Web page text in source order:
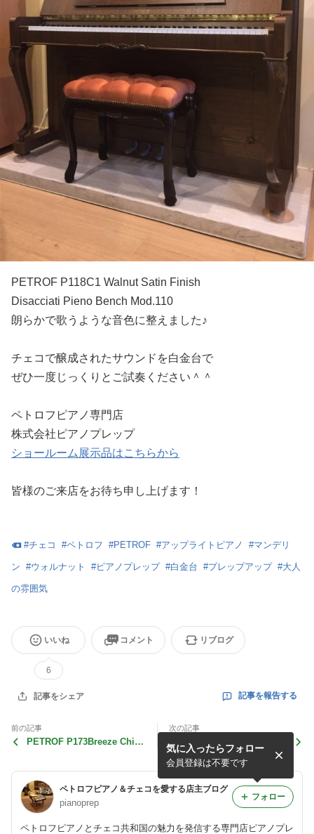
PETROF P118C1 Walnut Satin Finish
Disacciati Pieno Bench Mod.110
朗らかで歌うような音色に整えました♪
チェコで醸成されたサウンドを白金台で
ぜひ一度じっくりとご試奏ください＾＾
ペトロフピアノ専門店
株式会社ピアノプレップ
ショールーム展示品はこちらから
皆様のご来店をお待ち申し上げます！
#チェコ #ペトロフ #PETROF #アップライトピアノ #マンデリ
ン #ウォルナット #ピアノプレップ #白金台 #プレップアップ #大人
の雰囲気
いいね
6
コメント リブログ
記事をシェア 記事を報告する
前の記事
PETROF P173Breeze Chip
次の記事
ペトロフP125F1マホガニー
艶出モデル 出荷調整
ペトロフピアノ＆チェコを愛する店主ブログ
pianoprep
ペトロフピアノとチェコ共和国の魅力を発信する専門店ピアノプレ
気に入ったらフォロー
会員登録は不要です
フォロー